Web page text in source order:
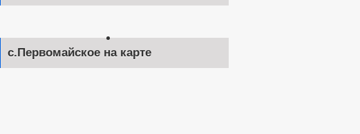
с.Первомайское на карте